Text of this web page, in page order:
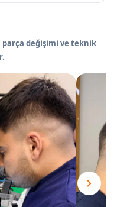
parça değişimi ve teknik